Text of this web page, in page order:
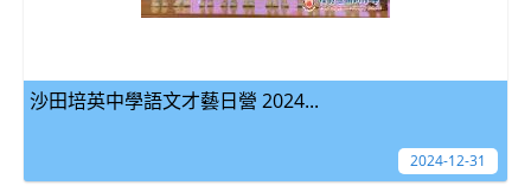
沙田培英中學語文才藝日營 2024...
2024-12-31